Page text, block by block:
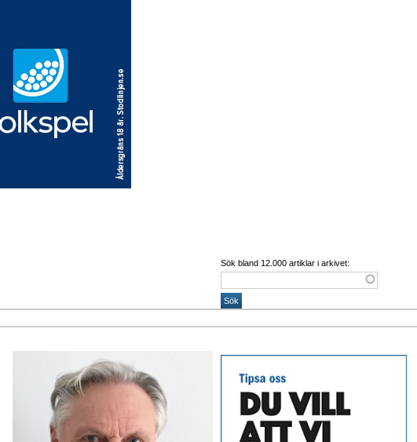
Sök bland 12.000 artiklar i arkivet: